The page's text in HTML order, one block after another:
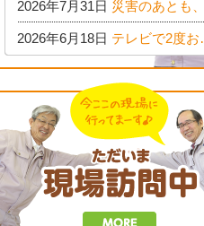
2026年7月31日 災害のあとも、住める家か
2026年6月18日 テレビで2度お話しした、住宅資材の今。